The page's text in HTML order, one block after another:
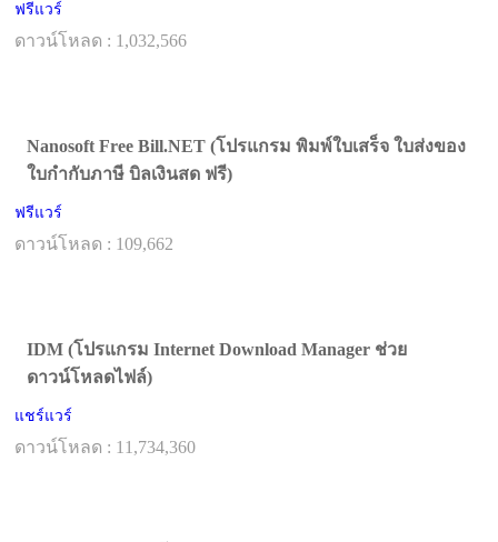
ฟรีแวร์
ดาวน์โหลด : 1,032,566
Nanosoft Free Bill.NET (โปรแกรม พิมพ์ใบเสร็จ ใบส่งของ
ใบกำกับภาษี บิลเงินสด ฟรี)
ฟรีแวร์
ดาวน์โหลด : 109,662
IDM (โปรแกรม Internet Download Manager ช่วย
ดาวน์โหลดไฟล์)
แชร์แวร์
ดาวน์โหลด : 11,734,360